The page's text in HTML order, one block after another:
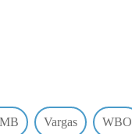
Vargas WBO